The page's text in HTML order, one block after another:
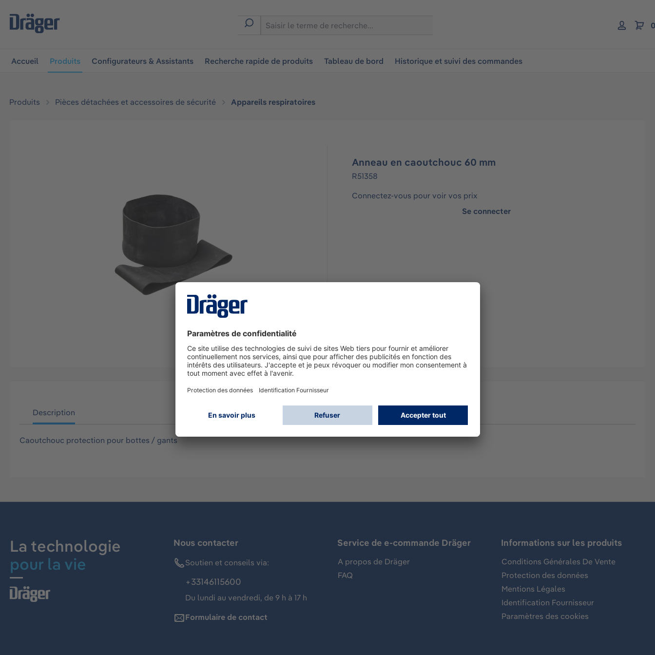
à la navigation principale
Accueil Produits Configurateurs & Assistants Recherche rapide de produits Tableau de bord Historique et suivi des commandes
Produits Pièces détachées et accessoires de sécurité Appareils respiratoires
Anneau en caoutchouc 60 mm
R51358
Connectez-vous pour voir vos prix
Se connecter
Description
Caoutchouc protection pour bottes / gants
La technologie
pour la vie
Nous contacter
Soutien et conseils via:
+33146115600
Du lundi au vendredi, de 9 h à 17 h
Formulaire de contact
Service de e-commande Dräger
A propos de Dräger
FAQ
Informations sur les produits
Conditions Générales De Vente
Protection des données
Mentions Légales
Identification Fournisseur
Paramètres des cookies